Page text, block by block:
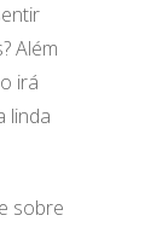
Além
irá
linda
sobre